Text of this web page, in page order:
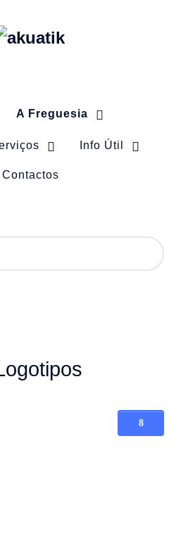
A Freguesia
Info Útil
Contactos